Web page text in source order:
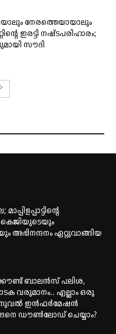
നേരത്തെയായാലും
ഇരട്ടി നഷ്ടപരിഹാരം;
സൗദി
അഭിനന്ദനം ഏറ്റുവാങ്ങിയ
ബാലൻസ് പലിശ,
വരുമാനം.. എല്ലാം ഒരു
ഇൻഫർമേഷൻ
ഡൗൺലോഡ് ചെയ്യാം?